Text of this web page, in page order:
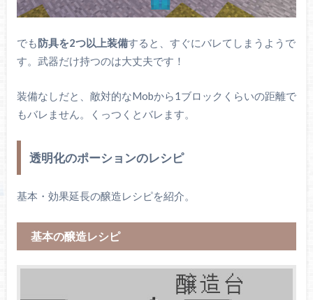
でも防具を2つ以上装備すると、すぐにバレてしまうようで
す。武器だけ持つのは大丈夫です！
装備なしだと、敵対的なMobから1ブロックくらいの距離で
もバレません。くっつくとバレます。
透明化のポーションのレシピ
基本・効果延長の醸造レシピを紹介。
基本の醸造レシピ